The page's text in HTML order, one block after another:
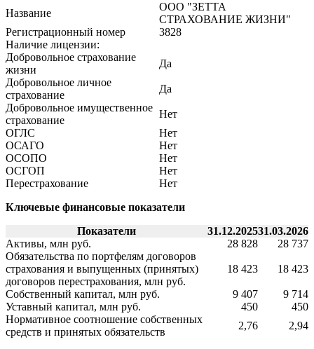
Название
ООО "ЗЕТТА
СТРАХОВАНИЕ ЖИЗНИ"
Регистрационный номер
3828
Наличие лицензии:
Добровольное страхование
жизни
Да
Добровольное личное
страхование
Да
Добровольное имущественное
страхование
Нет
ОГЛС
Нет
ОСАГО
Нет
ОСОПО
Нет
ОСГОП
Нет
Перестрахование
Нет
Ключевые финансовые показатели
Показатели
31.12.202531.03.2026
Активы, млн руб.
28 828
28 737
Обязательства по портфелям договоров
страхования и выпущенных (принятых)
договоров перестрахования, млн руб.
18 423 18 423
Собственный капитал, млн руб. 9 407
9 714
Уставный капитал, млн руб.
450
450
Нормативное соотношение собственных
средств и принятых обязательств
2,76 2,94